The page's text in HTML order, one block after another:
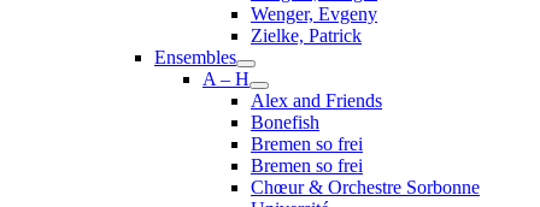
Wenger, Evgeny
Zielke, Patrick
Ensembles
A – H
Alex and Friends
Bonefish
Bremen so frei
Bremen so frei
Chœur & Orchestre Sorbonne